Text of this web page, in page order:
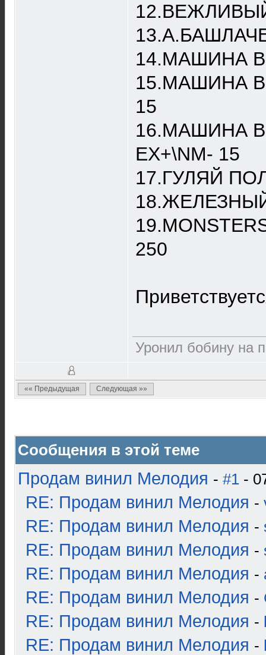
12.ВЕЖЛИВЫЙ
14.МАШИНА
15.МАШИНА
15
16.МАШИНА
EX+\NM- 15
17.ГУЛЯЙ
18.ЖЕЛЕЗНЫЙ
250
Уронил бобину на
«« Предыдущая Следующая »»
Сообщения в этой теме
Продам винил Мелодия - #1 -
RE: Продам винил Мелодия -
RE: Продам винил Мелодия -
RE: Продам винил Мелодия -
RE: Продам винил Мелодия -
RE: Продам винил Мелодия -
RE: Продам винил Мелодия -
RE: Продам винил Мелодия -